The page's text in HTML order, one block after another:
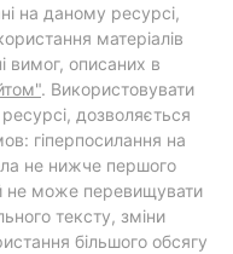
на даному ресурсі,
матеріалів
вимог, описаних в
. Використовувати
дозволяється
гіперпосилання на
не нижче першого
не може перевищувати
тексту, зміни
більшого обсягу